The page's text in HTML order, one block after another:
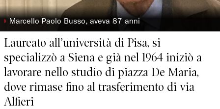
◗ Marcello Paolo Busso, aveva 87 anni
Laureato all’università di Pisa, si
specializzò a Siena e già nel 1964 iniziò a
lavorare nello studio di piazza De Maria,
dove rimase fino al trasferimento di via
Alfieri